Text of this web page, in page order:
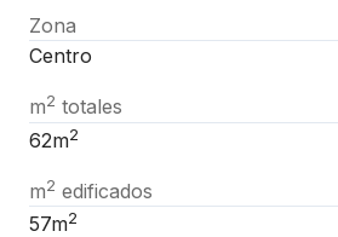
Zona
Centro
m2 totales
62m2
m2 edificados
57m2